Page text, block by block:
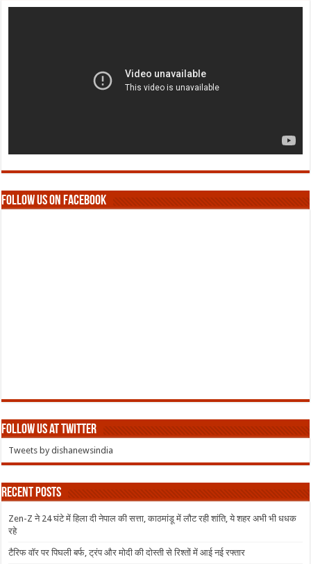
Follow us on Facebook
Follow us at Twitter
Tweets by dishanewsindia
Recent Posts
Zen-Z ने 24 घंटे में हिला दी नेपाल की सत्ता, काठमांडू में लौट रही शांति, ये शहर अभी भी धधक
रहे
टैरिफ वॉर पर पिघली बर्फ, ट्रंप और मोदी की दोस्ती से रिश्तों में आई नई रफ्तार